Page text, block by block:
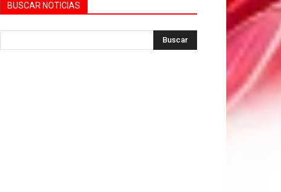
BUSCAR NOTICIAS